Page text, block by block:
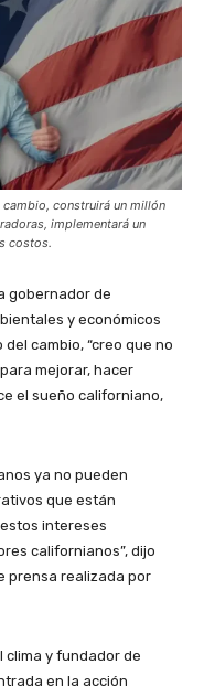
construirá un millón
implementará un
costos.
gobernador de
y económicos
cambio, “creo que no
mejorar, hacer
el sueño californiano,
ya no pueden
que están
intereses
californianos”, dijo
prensa realizada por
clima y fundador de
en la acción